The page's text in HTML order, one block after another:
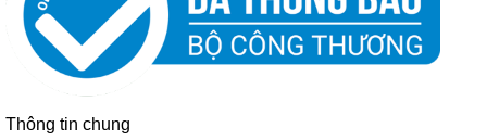
Thông tin chung